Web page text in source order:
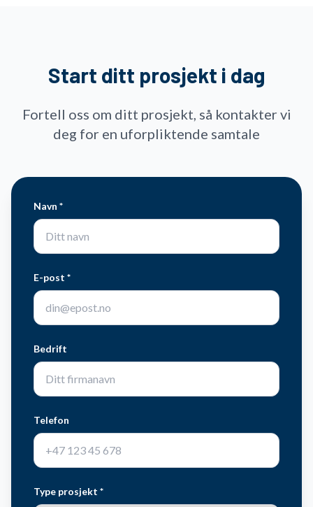
Start ditt prosjekt i dag
Fortell oss om ditt prosjekt, så kontakter vi
deg for en uforpliktende samtale
Navn *
E-post *
Bedrift
Telefon
Type prosjekt *